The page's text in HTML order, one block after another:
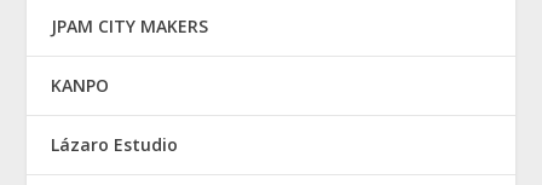
JPAM CITY MAKERS
KANPO
Lázaro Estudio